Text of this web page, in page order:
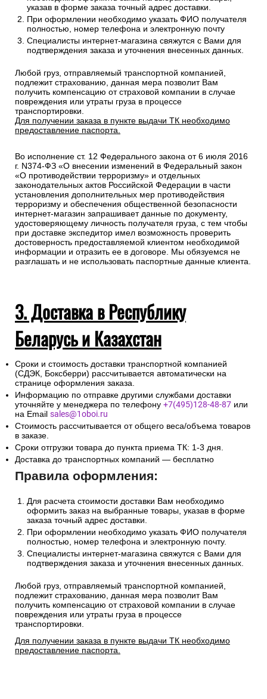
указав в форме заказа точный адрес доставки.
При оформлении необходимо указать ФИО получателя
полностью, номер телефона и электронную почту
Специалисты интернет-магазина свяжутся с Вами для
подтверждения заказа и уточнения внесенных данных.
Любой груз, отправляемый транспортной компанией,
подлежит страхованию, данная мера позволит Вам
получить компенсацию от страховой компании в случае
повреждения или утраты груза в процессе
транспортировки.
Для получении заказа в пункте выдачи ТК необходимо
предоставление паспорта.
Во исполнение ст. 12 Федерального закона от 6 июля 2016
г. N374-ФЗ «О внесении изменений в Федеральный закон
«О противодействии терроризму» и отдельных
законодательных актов Российской Федерации в части
установления дополнительных мер противодействия
терроризму и обеспечения общественной безопасности
интернет-магазин запрашивает данные по документу,
удостоверяющему личность получателя груза, с тем чтобы
при доставке экспедитор имел возможность проверить
достоверность предоставляемой клиентом необходимой
информации и отразить ее в договоре. Мы обязуемся не
разглашать и не использовать паспортные данные клиента.
3. Доставка в Республику
Беларусь и Казахстан
Сроки и стоимость доставки транспортной компанией
(СДЭК, Боксберри) рассчитывается автоматически на
странице оформления заказа.
Информацию по отправке другими службами доставки
уточняйте у менеджера по телефону +7(495)128-48-87 или
на Email sales@1oboi.ru
Стоимость рассчитывается от общего веса/объема товаров
в заказе.
Сроки отгрузки товара до пункта приема ТК: 1-3 дня.
Доставка до транспортных компаний — бесплатно
Правила оформления:
Для расчета стоимости доставки Вам необходимо
оформить заказ на выбранные товары, указав в форме
заказа точный адрес доставки.
При оформлении необходимо указать ФИО получателя
полностью, номер телефона и электронную почту.
Специалисты интернет-магазина свяжутся с Вами для
подтверждения заказа и уточнения внесенных данных.
Любой груз, отправляемый транспортной компанией,
подлежит страхованию, данная мера позволит Вам
получить компенсацию от страховой компании в случае
повреждения или утраты груза в процессе
транспортировки.
Для получении заказа в пункте выдачи ТК необходимо
предоставление паспорта.